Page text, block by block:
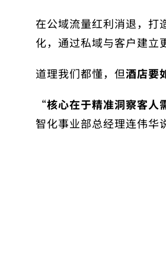
在公域流量红利消退，
化，通过私域与客户建立
道理我们都懂，但酒店要
“核心在于精准洞察客人
智化事业部总经理连伟华